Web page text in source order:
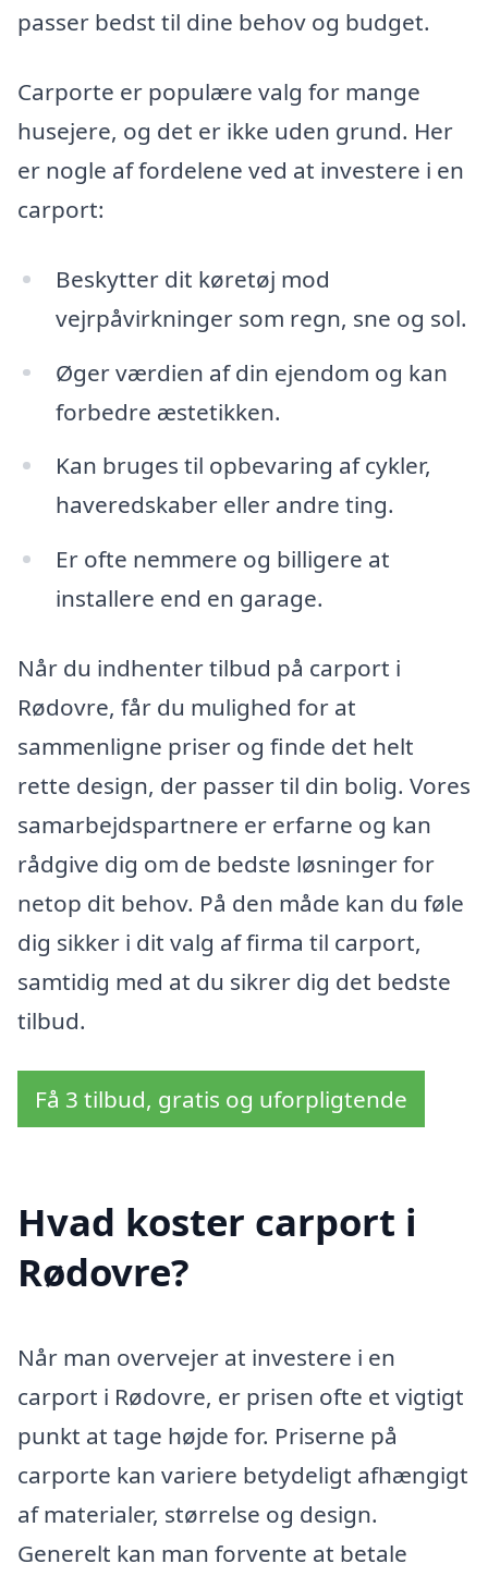
passer bedst til dine behov og budget.
Carporte er populære valg for mange
husejere, og det er ikke uden grund. Her
er nogle af fordelene ved at investere i en
carport:
Beskytter dit køretøj mod
vejrpåvirkninger som regn, sne og sol.
Øger værdien af din ejendom og kan
forbedre æstetikken.
Kan bruges til opbevaring af cykler,
haveredskaber eller andre ting.
Er ofte nemmere og billigere at
installere end en garage.
Når du indhenter tilbud på carport i
Rødovre, får du mulighed for at
sammenligne priser og finde det helt
rette design, der passer til din bolig. Vores
samarbejdspartnere er erfarne og kan
rådgive dig om de bedste løsninger for
netop dit behov. På den måde kan du føle
dig sikker i dit valg af firma til carport,
samtidig med at du sikrer dig det bedste
tilbud.
Få 3 tilbud, gratis og uforpligtende
Hvad koster carport i
Rødovre?
Når man overvejer at investere i en
carport i Rødovre, er prisen ofte et vigtigt
punkt at tage højde for. Priserne på
carporte kan variere betydeligt afhængigt
af materialer, størrelse og design.
Generelt kan man forvente at betale